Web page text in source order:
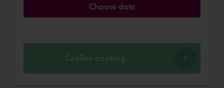
Choose date
Confirm booking